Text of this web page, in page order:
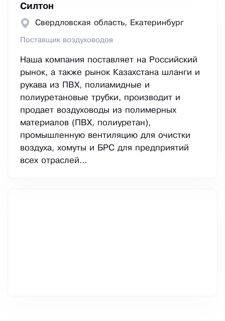
Силтон
Свердловская область, Екатеринбург
Поставщик воздуховодов
Наша компания поставляет на Российский
рынок, а также рынок Казахстана шланги и
рукава из ПВХ, полиамидные и
полиуретановые трубки, производит и
продает воздуховоды из полимерных
материалов (ПВХ, полиуретан),
промышленную вентиляцию для очистки
воздуха, хомуты и БРС для предприятий
всех отраслей...